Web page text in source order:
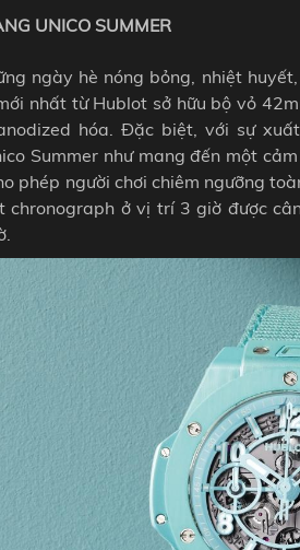
UNICO SUMMER
ngày hè nóng bỏng, nhiệt
nhất từ Hublot sở hữu bộ vỏ
hóa. Đặc biệt, với sự
Summer như mang đến một
phép người chơi chiêm ngưỡng
chronograph ở vị trí 3 giờ được